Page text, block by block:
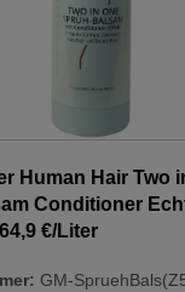
Human Hair Two
Conditioner
€/Liter
GM-